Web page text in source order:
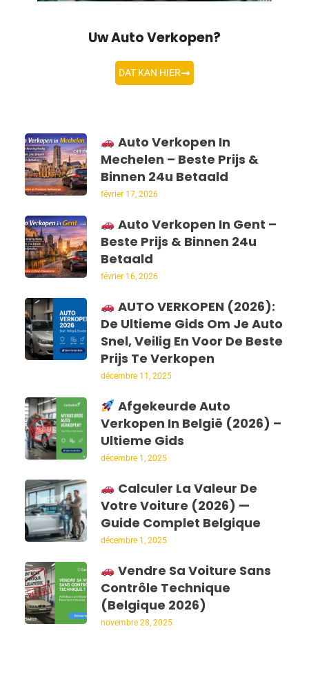
Uw Auto Verkopen?
DAT KAN HIER
Auto Verkopen In
Mechelen – Beste Prijs &
Binnen 24u Betaald
février 17, 2026
Auto Verkopen In Gent –
Beste Prijs & Binnen 24u
Betaald
février 16, 2026
AUTO VERKOPEN (2026):
De Ultieme Gids Om Je Auto
Snel, Veilig En Voor De Beste
Prijs Te Verkopen
décembre 11, 2025
Afgekeurde Auto
Verkopen In België (2026) –
Ultieme Gids
décembre 1, 2025
Calculer La Valeur De
Votre Voiture (2026) —
Guide Complet Belgique
décembre 1, 2025
Vendre Sa Voiture Sans
Contrôle Technique
(Belgique 2026)
novembre 28, 2025